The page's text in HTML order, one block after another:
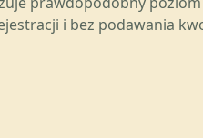
i bez podawania